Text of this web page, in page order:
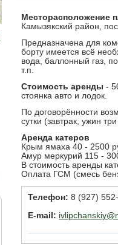
Месторасположение
Камызякский район,
Предназначена для
борту имеется всё
вода, баллонный газ,
т.п.
Стоимость аренды -
стоянка авто и лодок.
По договорённости
сутки (завтрак, ужин
Аренда катеров
Крым ямаха 40 - 2500
Амур меркурий 115 -
В стоимость аренды
Оплата ГСМ (смесь
Телефон: 8 (927)
E-mail: